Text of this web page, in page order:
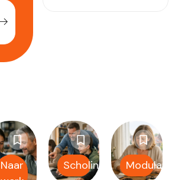
Naar
Scholing Modulair